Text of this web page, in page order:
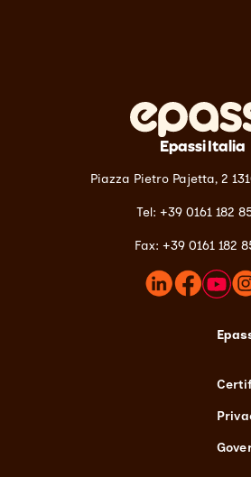
Epassi Italia
Piazza Pietro Pajetta, 2
Tel: +39 0161 182
Fax: +39 0161 182